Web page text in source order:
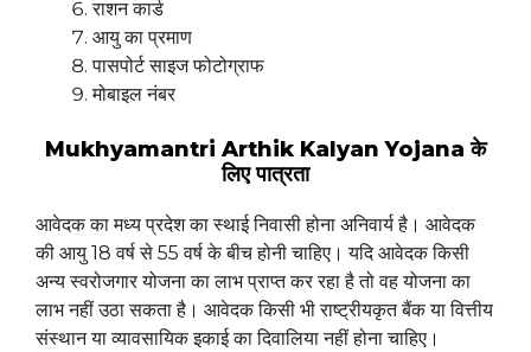
राशन कार्ड
आयु का प्रमाण
पासपोर्ट साइज फोटोग्राफ
मोबाइल नंबर
Mukhyamantri Arthik Kalyan Yojana के
लिए पात्रता
आवेदक का मध्य प्रदेश का स्थाई निवासी होना अनिवार्य है। आवेदक
की आयु 18 वर्ष से 55 वर्ष के बीच होनी चाहिए। यदि आवेदक किसी
अन्य स्वरोजगार योजना का लाभ प्राप्त कर रहा है तो वह योजना का
लाभ नहीं उठा सकता है। आवेदक किसी भी राष्ट्रीयकृत बैंक या वित्तीय
संस्थान या व्यावसायिक इकाई का दिवालिया नहीं होना चाहिए।